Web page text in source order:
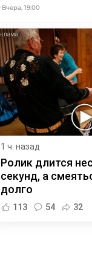
Вчера, 19:00
1 ч. назад
Ролик длится
секунд, а
долго
113 54 32